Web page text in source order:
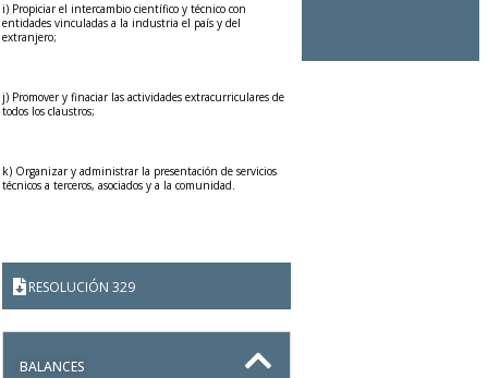
i) Propiciar el intercambio científico y técnico con
entidades vinculadas a la industria el país y del
extranjero;
j) Promover y finaciar las actividades extracurriculares de
todos los claustros;
k) Organizar y administrar la presentación de servicios
técnicos a terceros, asociados y a la comunidad.
RESOLUCIÓN 329
BALANCES